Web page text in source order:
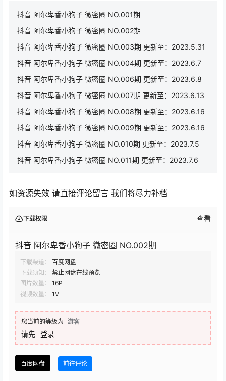
抖音 阿尔卑香小狗子 微密圈 NO.001期
抖音 阿尔卑香小狗子 微密圈 NO.002期
抖音 阿尔卑香小狗子 微密圈 NO.003期 更新至：2023.5.31
抖音 阿尔卑香小狗子 微密圈 NO.004期 更新至：2023.6.7
抖音 阿尔卑香小狗子 微密圈 NO.006期 更新至：2023.6.8
抖音 阿尔卑香小狗子 微密圈 NO.007期 更新至：2023.6.13
抖音 阿尔卑香小狗子 微密圈 NO.008期 更新至：2023.6.16
抖音 阿尔卑香小狗子 微密圈 NO.009期 更新至：2023.6.16
抖音 阿尔卑香小狗子 微密圈 NO.010期 更新至：2023.7.5
抖音 阿尔卑香小狗子 微密圈 NO.011期 更新至：2023.7.6
如资源失效 请直接评论留言 我们将尽力补档
下载权限 查看
抖音 阿尔卑香小狗子 微密圈 NO.002期
下载渠道：
百度网盘
下载须知：
禁止网盘在线预览
图片数量：
16P
视频数量：
1V
您当前的等级为 游客
请先 登录
百度网盘 前往评论